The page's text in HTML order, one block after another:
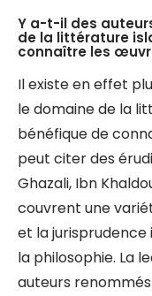
Y a-t-il des
de la littérature
connaître les
Il existe en effet
le domaine de la
bénéfique de
peut citer des
Ghazali, Ibn
couvrent une
et la jurisprudence
la philosophie. La
auteurs